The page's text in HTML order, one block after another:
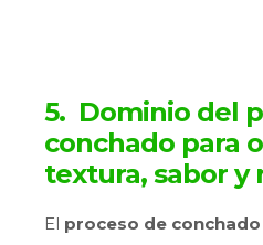
5. Dominio del
conchado para
textura, sabor
El proceso de conchado